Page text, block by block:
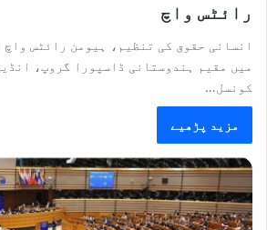
رائٹس واچ
انسانی حقوق کی تنظیم، ہیومن رائٹس
میں مقیم ہندوستانی ڈاسپورا گروپ،
کونسل…
مزید پڑھیے